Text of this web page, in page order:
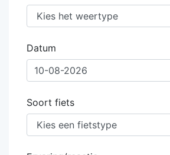
Datum
Soort fiets